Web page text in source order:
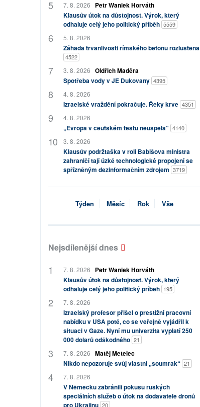
7. 8. 2026
Petr Waniek Horváth
Klausův útok na důstojnost. Výrok, který
odhaluje celý jeho politický příběh 5559
5. 8. 2026
Záhada trvanlivosti římského betonu rozluštěna
4522
3. 8. 2026 Oldřich Maděra
Spotřeba vody v JE Dukovany 4395
4. 8. 2026
Izraelské vraždění pokračuje. Řeky krve 4351
4. 8. 2026
„Evropa v ceutském testu neuspěla“ 4140
3. 8. 2026
Klausův podržtaška v roli Babišova ministra
zahraničí tají úzké technologické propojení se
spřízněným dezinformačním zdrojem 3719
Týden Měsíc Rok Vše
Nejsdílenější dnes
7. 8. 2026
Petr Waniek Horváth
Klausův útok na důstojnost. Výrok, který
odhaluje celý jeho politický příběh 195
7. 8. 2026
Izraelský profesor přišel o prestižní pracovní
nabídku v USA poté, co se veřejně vyjádřil k
situaci v Gaze. Nyní mu univerzita vyplatí 250
000 dolarů odškodného 21
7. 8. 2026 Matěj Metelec
Nikdo nepozoruje svůj vlastní „soumrak“ 21
7. 8. 2026
V Německu zabránili pokusu ruských
speciálních služeb o útok na dodavatele dronů
pro Ukrajinu 20